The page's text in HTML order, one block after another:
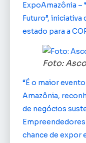
ExpoAmazônia –
Futuro”,
estado para a
Foto:
“É o maior
Amazônia,
de negócios
chance de expor